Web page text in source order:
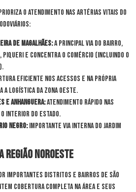
o atendimento nas artérias vitais do
de Magalhães:A principal via do bairro,
Piqueri e concentra o comércio (incluindo o
eficiente nos acessos e na própria
a logística da Zona Oeste.
e Anhanguera:Atendimento rápido nas
interior do estado.
Negro:Importante via interna do Jardim
Região Noroeste
importantes distritos e bairros de São
cobertura completa na área e seus